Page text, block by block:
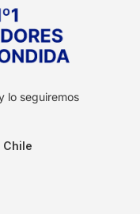
lo seguiremos
Chile